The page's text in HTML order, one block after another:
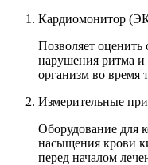
Кардиомонитор
Позволяет оценить
нарушения ритма и
организм во время
Измерительные
Оборудование для
насыщения крови
перед началом